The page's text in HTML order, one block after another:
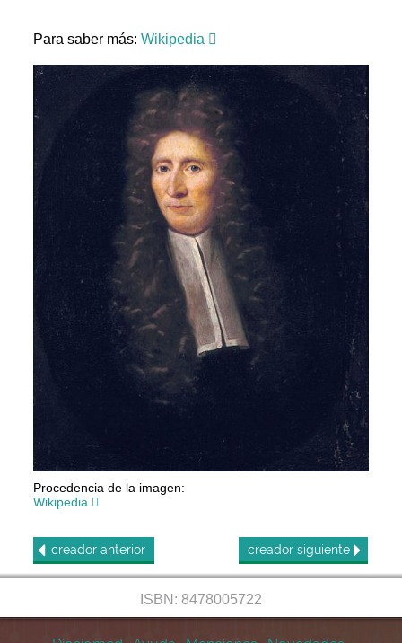
Para saber más:Wikipedia
Procedencia de la imagen:
Wikipedia
creador anterior creador siguiente
ISBN: 8478005722